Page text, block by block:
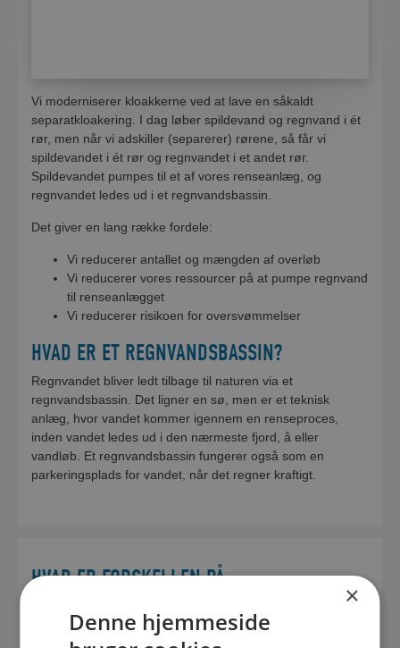
Vi moderniserer kloakkerne ved at lave en såkaldt
separatkloakering. I dag løber spildevand og regnvand i ét
rør, men når vi adskiller (separerer) rørene, så får vi
spildevandet i ét rør og regnvandet i et andet rør.
Spildevandet pumpes til et af vores renseanlæg, og
regnvandet ledes ud i et regnvandsbassin.
Det giver en lang række fordele:
Vi reducerer antallet og mængden af overløb
Vi reducerer vores ressourcer på at pumpe regnvand
til renseanlægget
Vi reducerer risikoen for oversvømmelser
HVAD ER ET REGNVANDSBASSIN?
Regnvandet bliver ledt tilbage til naturen via et
regnvandsbassin. Det ligner en sø, men er et teknisk
anlæg, hvor vandet kommer igennem en renseproces,
inden vandet ledes ud i den nærmeste fjord, å eller
vandløb. Et regnvandsbassin fungerer også som en
parkeringsplads for vandet, når det regner kraftigt.
HVAD ER FORSKELLEN PÅ
SEPARATKLOAKERING?
×
Denne hjemmeside